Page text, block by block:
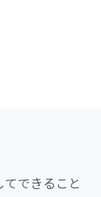
できること